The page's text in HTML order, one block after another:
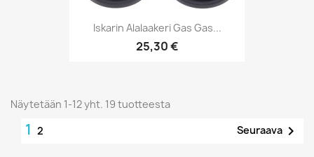
Iskarin Alalaakeri Gas Gas...
25,30 €
Näytetään 1-12 yht. 19 tuotteesta
1 2 Seuraava 